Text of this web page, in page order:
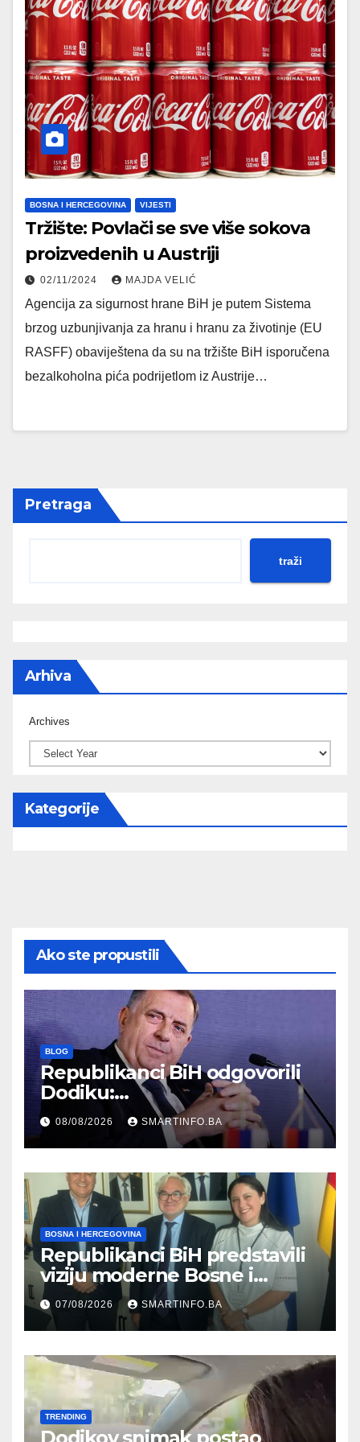
BOSNA I HERCEGOVINA VIJESTI
Tržište: Povlači se sve više sokova
proizvedenih u Austriji
02/11/2024 MAJDA VELIĆ
Agencija za sigurnost hrane BiH je putem Sistema
brzog uzbunjivanja za hranu i hranu za životinje (EU
RASFF) obaviještena da su na tržište BiH isporučena
bezalkoholna pića podrijetlom iz Austrije…
Pretraga
traži
Arhiva
Archives
Kategorije
Ako ste propustili
BLOG
Republikanci BiH odgovorili
Dodiku:
Bosanskohercegovačka
kultura postoji i pripada svim
građanima
08/08/2026 SMARTINFO.BA
BOSNA I HERCEGOVINA
Republikanci BiH predstavili
viziju moderne Bosne i
Hercegovine ambasadoru
Njemačke
07/08/2026 SMARTINFO.BA
TRENDING